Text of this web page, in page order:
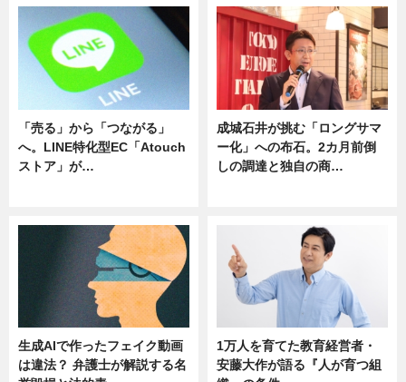
「売る」から「つながる」
へ。LINE特化型EC「Atouch
ストア」が…
成城石井が挑む「ロングサマ
ー化」への布石。2カ月前倒
しの調達と独自の商…
生成AIで作ったフェイク動画
は違法？ 弁護士が解説する名
1万人を育てた教育経営者・
安藤大作が語る『人が育つ組